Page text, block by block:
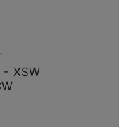
- XSW